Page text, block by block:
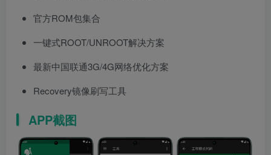
官方ROM包集合
一键式ROOT/UNROOT解决方案
最新中国联通3G/4G网络优化方案
Recovery镜像刷写工具
APP截图